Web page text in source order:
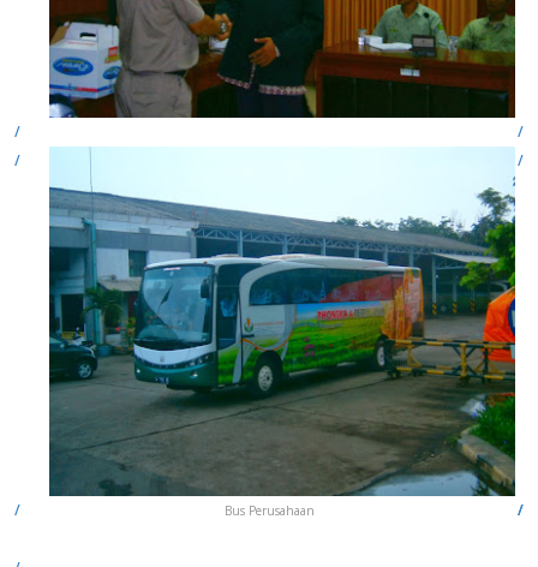
Bus Perusahaan